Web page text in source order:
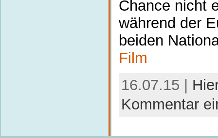
Chance nicht
während der
beiden
Film
16.07.15 |
Kommentar